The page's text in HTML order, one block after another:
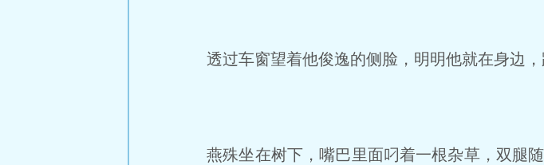
透过车窗望着他俊逸的侧脸，明明他就在身边
燕殊坐在树下，嘴巴里面叼着一根杂草，双腿